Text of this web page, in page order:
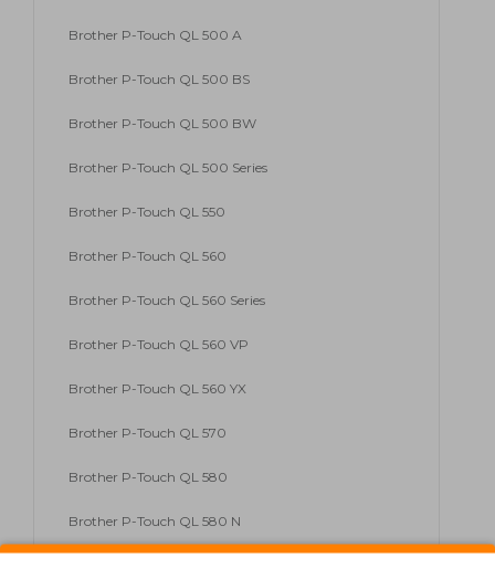
Brother P-Touch QL 500 A
Brother P-Touch QL 500 BS
Brother P-Touch QL 500 BW
Brother P-Touch QL 500 Series
Brother P-Touch QL 550
Brother P-Touch QL 560
Brother P-Touch QL 560 Series
Brother P-Touch QL 560 VP
Brother P-Touch QL 560 YX
Brother P-Touch QL 570
Brother P-Touch QL 580
Brother P-Touch QL 580 N